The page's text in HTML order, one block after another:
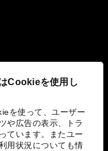
Cookieを使用し
を使って、ユーザー
や広告の表示、トラ
ています。またユー
用状況についても情